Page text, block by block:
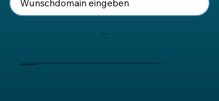
Suchen
Domain registrieren leicht gemacht: Beim erstmaligen Kauf eines Premium-Jahrespakets von Wix erhältst du eine neue benutzerdefinierte Domain für ein Jahr kostenlos.